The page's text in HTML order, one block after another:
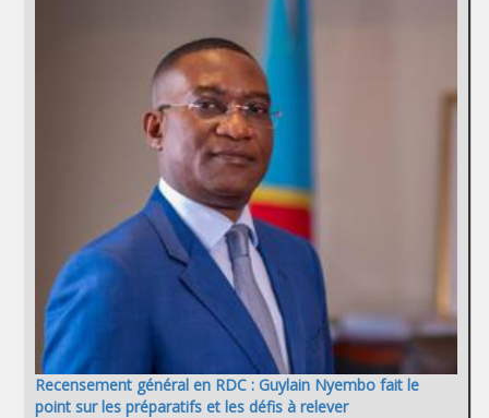
Recensement général en RDC : Guylain Nyembo fait le
point sur les préparatifs et les défis à relever